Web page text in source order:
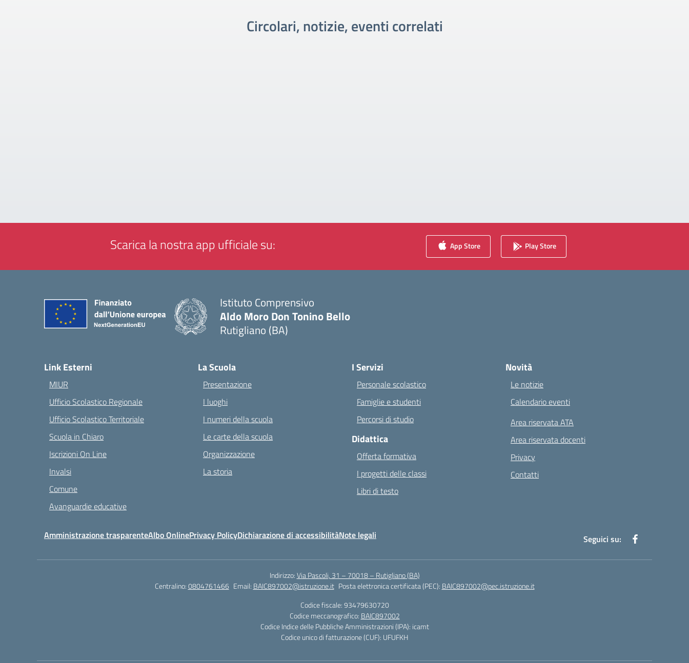
Circolari, notizie, eventi correlati
Scarica la nostra app ufficiale su: App Store Play Store
Istituto Comprensivo
Aldo Moro Don Tonino Bello
Rutigliano (BA)
Link Esterni
MIUR
Ufficio Scolastico Regionale
Ufficio Scolastico Territoriale
Scuola in Chiaro
Iscrizioni On Line
Invalsi
Comune
Avanguardie educative
La Scuola
Presentazione
I luoghi
I numeri della scuola
Le carte della scuola
Organizzazione
La storia
I Servizi
Personale scolastico
Famiglie e studenti
Percorsi di studio
Didattica
Offerta formativa
I progetti delle classi
Libri di testo
Novità
Le notizie
Calendario eventi
Area riservata ATA
Area riservata docenti
Privacy
Contatti
Amministrazione trasparenteAlbo OnlinePrivacy PolicyDichiarazione di accessibilitàNote legali Seguici su:
Indirizzo:Via Pascoli, 31 – 70018 – Rutigliano (BA)
Centralino:0804761466 Email: BAIC897002@istruzione.it Posta elettronica certificata (PEC): BAIC897002@pec.istruzione.it
Codice fiscale: 93479630720
Codice meccanografico: BAIC897002
Codice Indice delle Pubbliche Amministrazioni (IPA): icamt
Codice unico di fatturazione (CUF): UFUFKH